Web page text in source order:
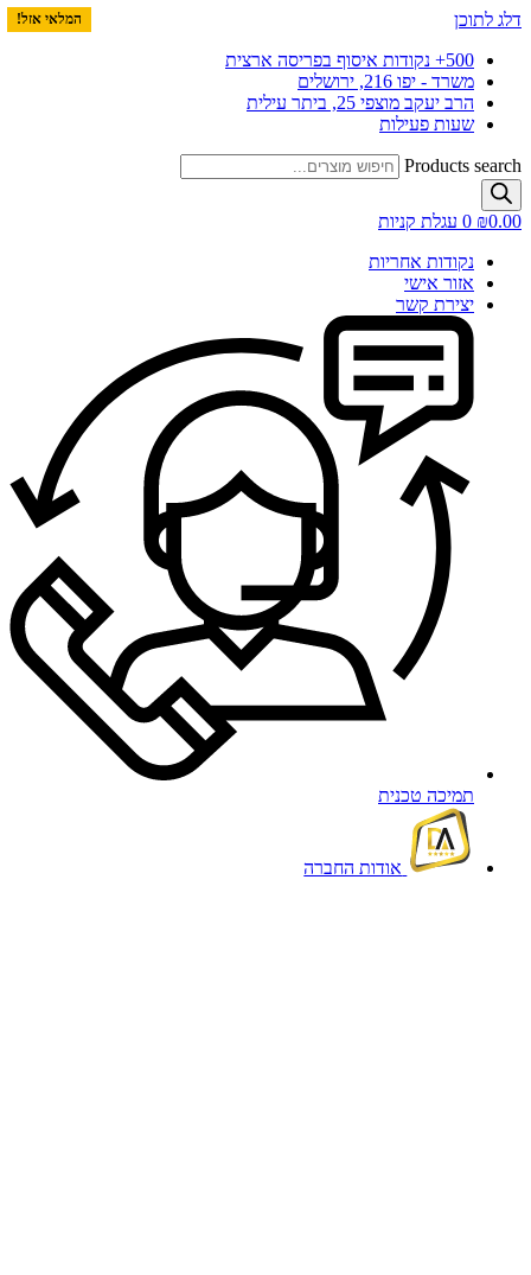
דלג לתוכן
500+ נקודות איסוף בפריסה ארצית
משרד - יפו 216, ירושלים
הרב יעקב מוצפי 25, ביתר עילית
שעות פעילות
Products search
₪0.00
0 עגלת קניות
נקודות אחריות
אזור אישי
יצירת קשר
תמיכה טכנית
אודות החברה
המלאי אזל!
המלאי אזל!
המלאי אזל!